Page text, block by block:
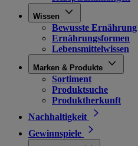
Wissen
Bewusste Ernährung
Ernährungsformen
Lebensmittelwissen
Marken & Produkte
Sortiment
Produktsuche
Produktherkunft
Nachhaltigkeit
Gewinnspiele